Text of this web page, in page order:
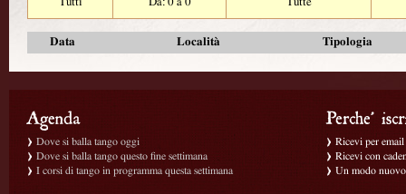
Data Località Tipologia
Dove si balla tango oggi
Dove si balla tango questo fine settimana
I corsi di tango in programma questa settimana
Ricevi per
Ricevi con
Un modo